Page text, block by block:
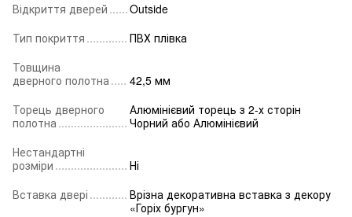
Відкриття дверей
Outside
Тип покриття
ПВХ плівка
Товщина
дверного полотна
42,5 мм
Торець дверного
полотна
Алюмінієвий торець з 2-х сторін
Чорний або Алюмінієвий
Нестандартні
розміри
Ні
Вставка двері
Врізна декоративна вставка з декору
«Горіх бургун»